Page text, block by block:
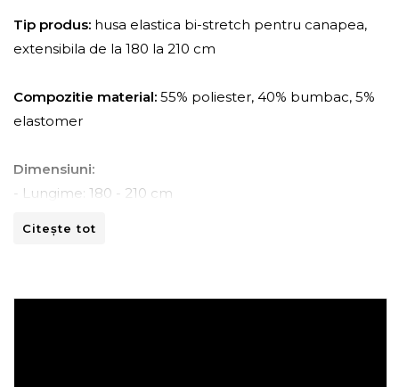
Tip produs: husa elastica bi-stretch pentru canapea,
extensibila de la 180 la 210 cm
Compozitie material: 55% poliester, 40% bumbac, 5%
elastomer
Dimensiuni:
- Lungime: 180 - 210 cm
- Inaltime: 80 -110 cm
Citește tot